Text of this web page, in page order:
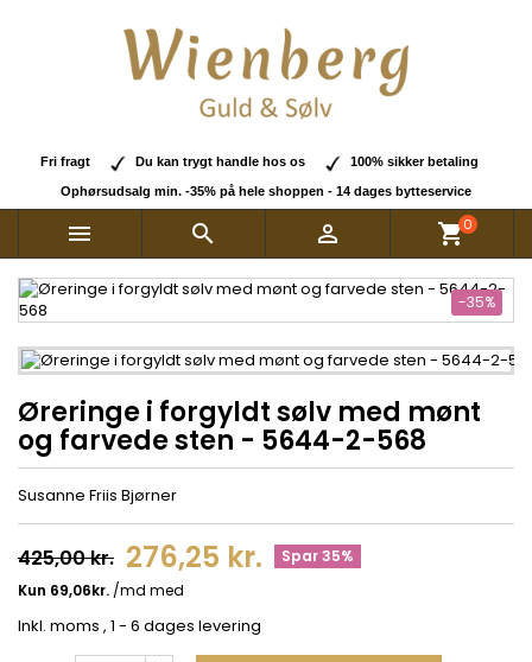
Fri fragt Du kan trygt handle hos os 100% sikker betaling
Ophørsudsalg min. -35% på hele shoppen - 14 dages bytteservice
   shopping_cart0
-35%
Øreringe i forgyldt sølv med mønt
og farvede sten - 5644-2-568
Susanne Friis Bjørner
425,00 kr. 276,25 kr. Spar 35%
Inkl. moms , 1 - 6 dages levering